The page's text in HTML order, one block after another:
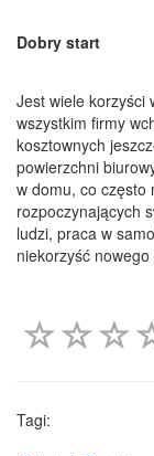
Dobry start
Jest wiele korzyści
wszystkim firmy
kosztownych
powierzchni
w domu, co często
rozpoczynających
ludzi, praca w
niekorzyść
Tagi: